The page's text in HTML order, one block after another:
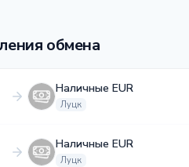
обмена
Наличные EUR
Луцк
Наличные EUR
Луцк